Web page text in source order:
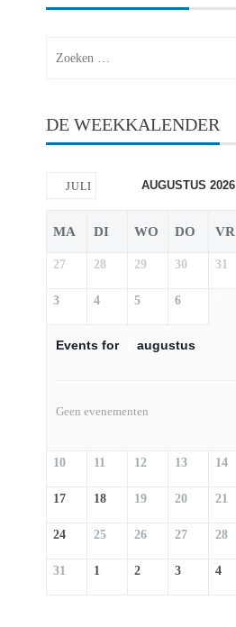
DE WEEKKALENDER
JULI AUGUSTUS 2026
MA DI WO DO VR
27 28 29 30 31
3 4 5 6
Events for augustus
Geen evenementen
10 11 12 13 14
17 18 19 20 21
24 25 26 27 28
31 1 2 3 4